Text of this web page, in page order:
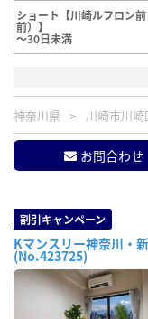
ショート【川崎ルフロン
前）】
～30日未満
神奈川県 川崎市川崎
お問合わせ
割引キャンペーン
Kマンスリー神奈川・
(No.423725)